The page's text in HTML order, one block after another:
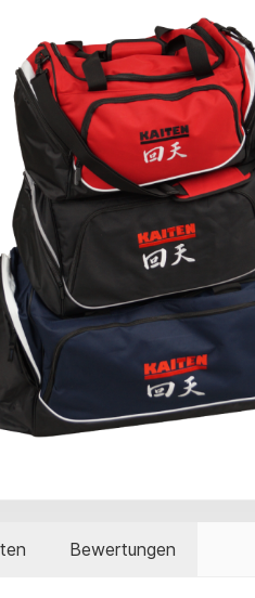
Bewertungen